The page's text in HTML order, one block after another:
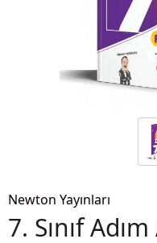
Newton Yayınları
7. Sınıf